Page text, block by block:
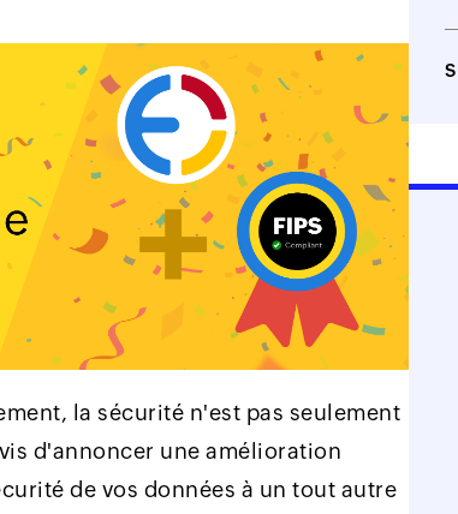
la sécurité n'est pas seulement
d'annoncer une amélioration
de vos données à un tout autre